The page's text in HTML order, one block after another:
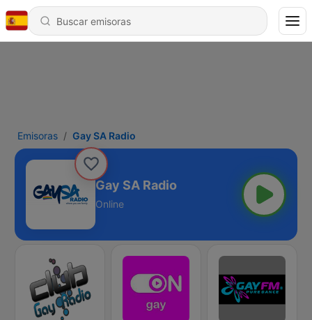
Emisoras Gay SA Radio
Gay SA Radio
Online